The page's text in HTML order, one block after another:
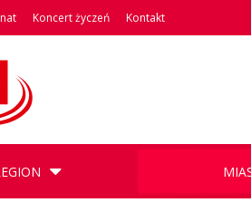
Koncert życzeń Kontakt